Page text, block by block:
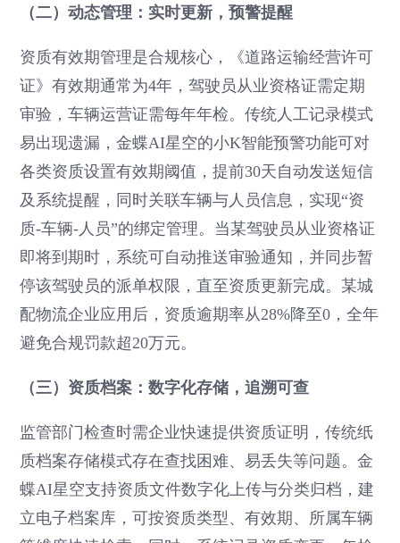
（二）动态管理：实时更新，预警提醒
资质有效期管理是合规核心，《道路运输经营许可
证》有效期通常为4年，驾驶员从业资格证需定期
审验，车辆运营证需每年年检。传统人工记录模式
易出现遗漏，金蝶AI星空的小K智能预警功能可对
各类资质设置有效期阈值，提前30天自动发送短信
及系统提醒，同时关联车辆与人员信息，实现“资
质-车辆-人员”的绑定管理。当某驾驶员从业资格证
即将到期时，系统可自动推送审验通知，并同步暂
停该驾驶员的派单权限，直至资质更新完成。某城
配物流企业应用后，资质逾期率从28%降至0，全年
避免合规罚款超20万元。
（三）资质档案：数字化存储，追溯可查
监管部门检查时需企业快速提供资质证明，传统纸
质档案存储模式存在查找困难、易丢失等问题。金
蝶AI星空支持资质文件数字化上传与分类归档，建
立电子档案库，可按资质类型、有效期、所属车辆